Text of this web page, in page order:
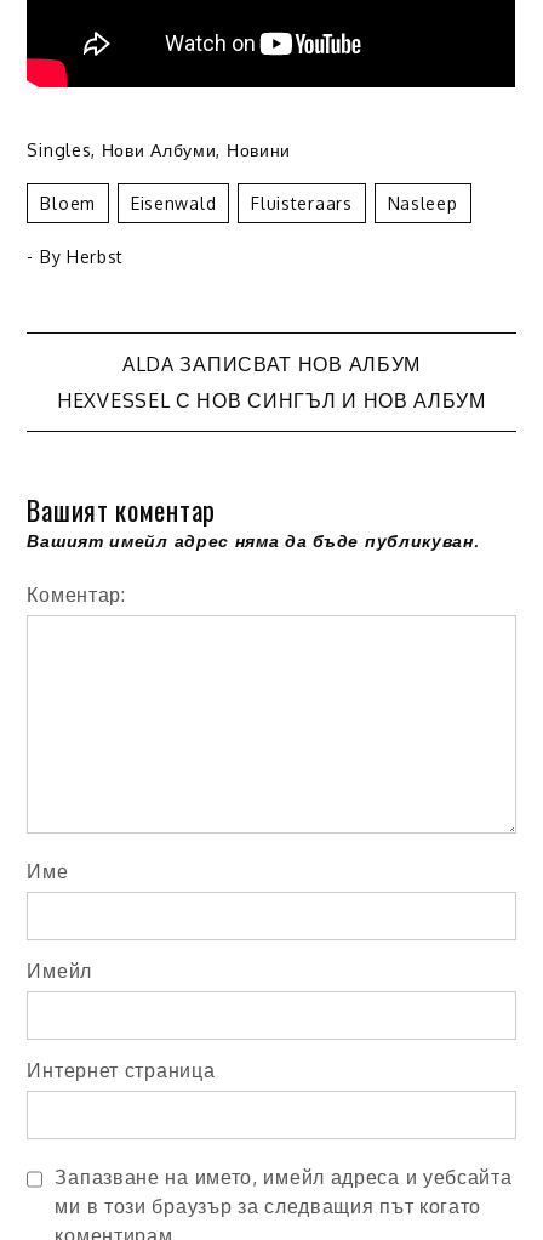
Singles, Нови Албуми, Новини
Bloem Eisenwald Fluisteraars Nasleep
- By Herbst
Навигация
ALDA ЗАПИСВАТ НОВ АЛБУМ
HEXVESSEL С НОВ СИНГЪЛ И НОВ АЛБУМ
Вашият коментар
Вашият имейл адрес няма да бъде публикуван.
Коментар:
Име
Имейл
Интернет страница
Запазване на името, имейл адреса и уебсайта
ми в този браузър за следващия път когато
коментирам.